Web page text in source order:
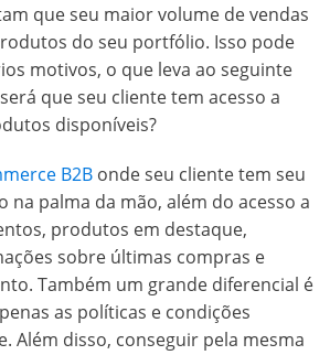
que seu maior volume de vendas
do seu portfólio. Isso pode
motivos, o que leva ao seguinte
que seu cliente tem acesso a
disponíveis?
B2B onde seu cliente tem seu
palma da mão, além do acesso a
produtos em destaque,
sobre últimas compras e
Também um grande diferencial é
as políticas e condições
Além disso, conseguir pela mesma